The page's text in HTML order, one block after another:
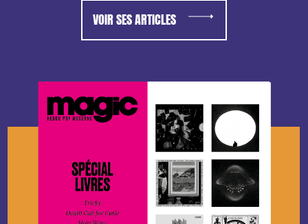
VOIR SES ARTICLES